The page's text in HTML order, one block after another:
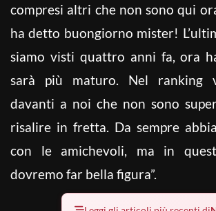
compresi altri che non sono qui
ha detto buongiorno mister!
siamo visti quattro anni fa, ora
sarà più maturo. Nel ranking
davanti a noi che non sono
risalire in fretta. Da sempre
con le amichevoli, ma in
dovremo far bella figura”.